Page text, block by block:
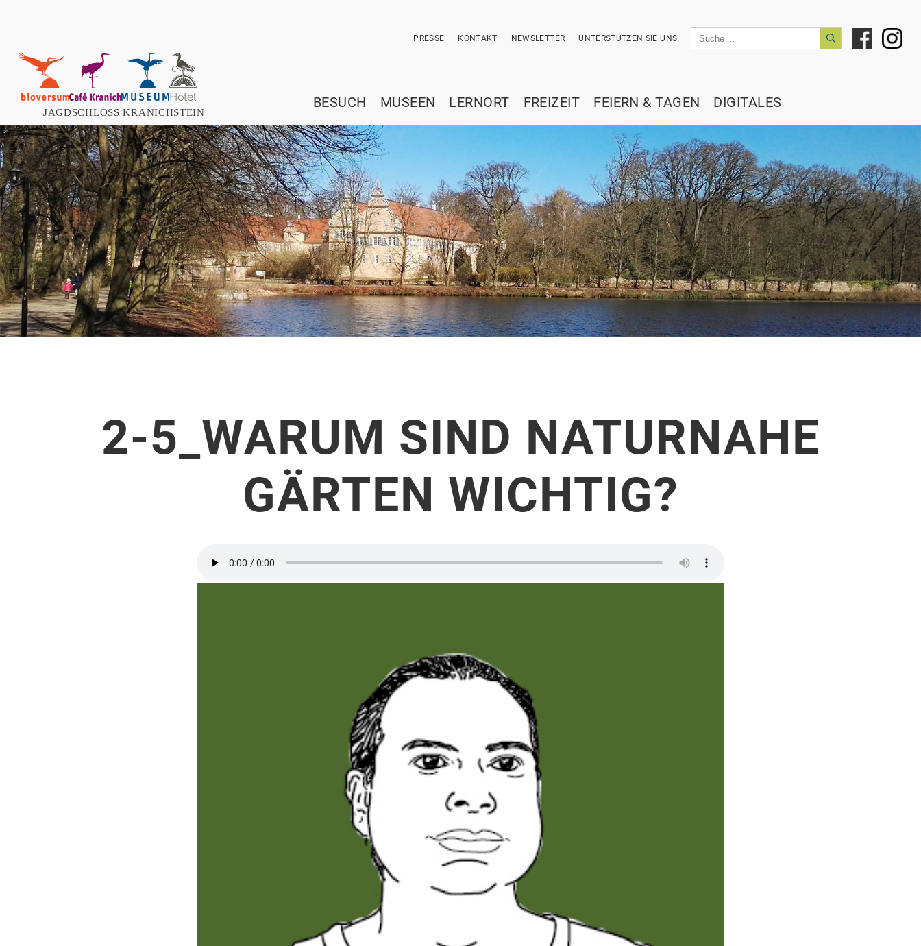
PRESSE KONTAKT NEWSLETTER UNTERSTÜTZEN SIE UNS
BESUCH MUSEEN LERNORT FREIZEIT FEIERN & TAGEN DIGITALES
2-5_WARUM SIND NATURNAHE
GÄRTEN WICHTIG?